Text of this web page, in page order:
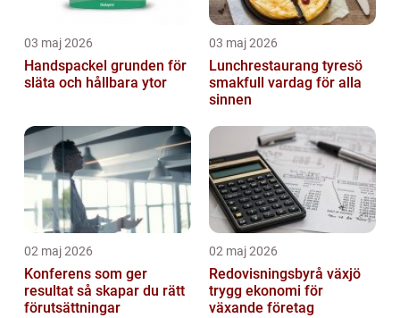
03 maj 2026
Handspackel grunden för
släta och hållbara ytor
03 maj 2026
Lunchrestaurang tyresö
smakfull vardag för alla
sinnen
02 maj 2026
Konferens som ger
resultat så skapar du rätt
förutsättningar
02 maj 2026
Redovisningsbyrå växjö
trygg ekonomi för
växande företag